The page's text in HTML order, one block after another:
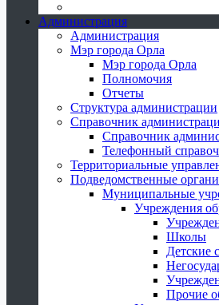
Администрация
Администрация
Мэр города Орла
Мэр города Орла
Полномочия
Отчеты
Структура администрации
Справочник
Справочник
Телефонный
Территориальные
Подведомственные
Муниципальные
Учреждения
Школы
Детские
Прочие